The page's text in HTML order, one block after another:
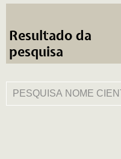
Resultado da
pesquisa